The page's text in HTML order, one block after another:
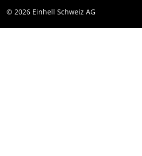
Impressum
© 2026 Einhell Schweiz AG